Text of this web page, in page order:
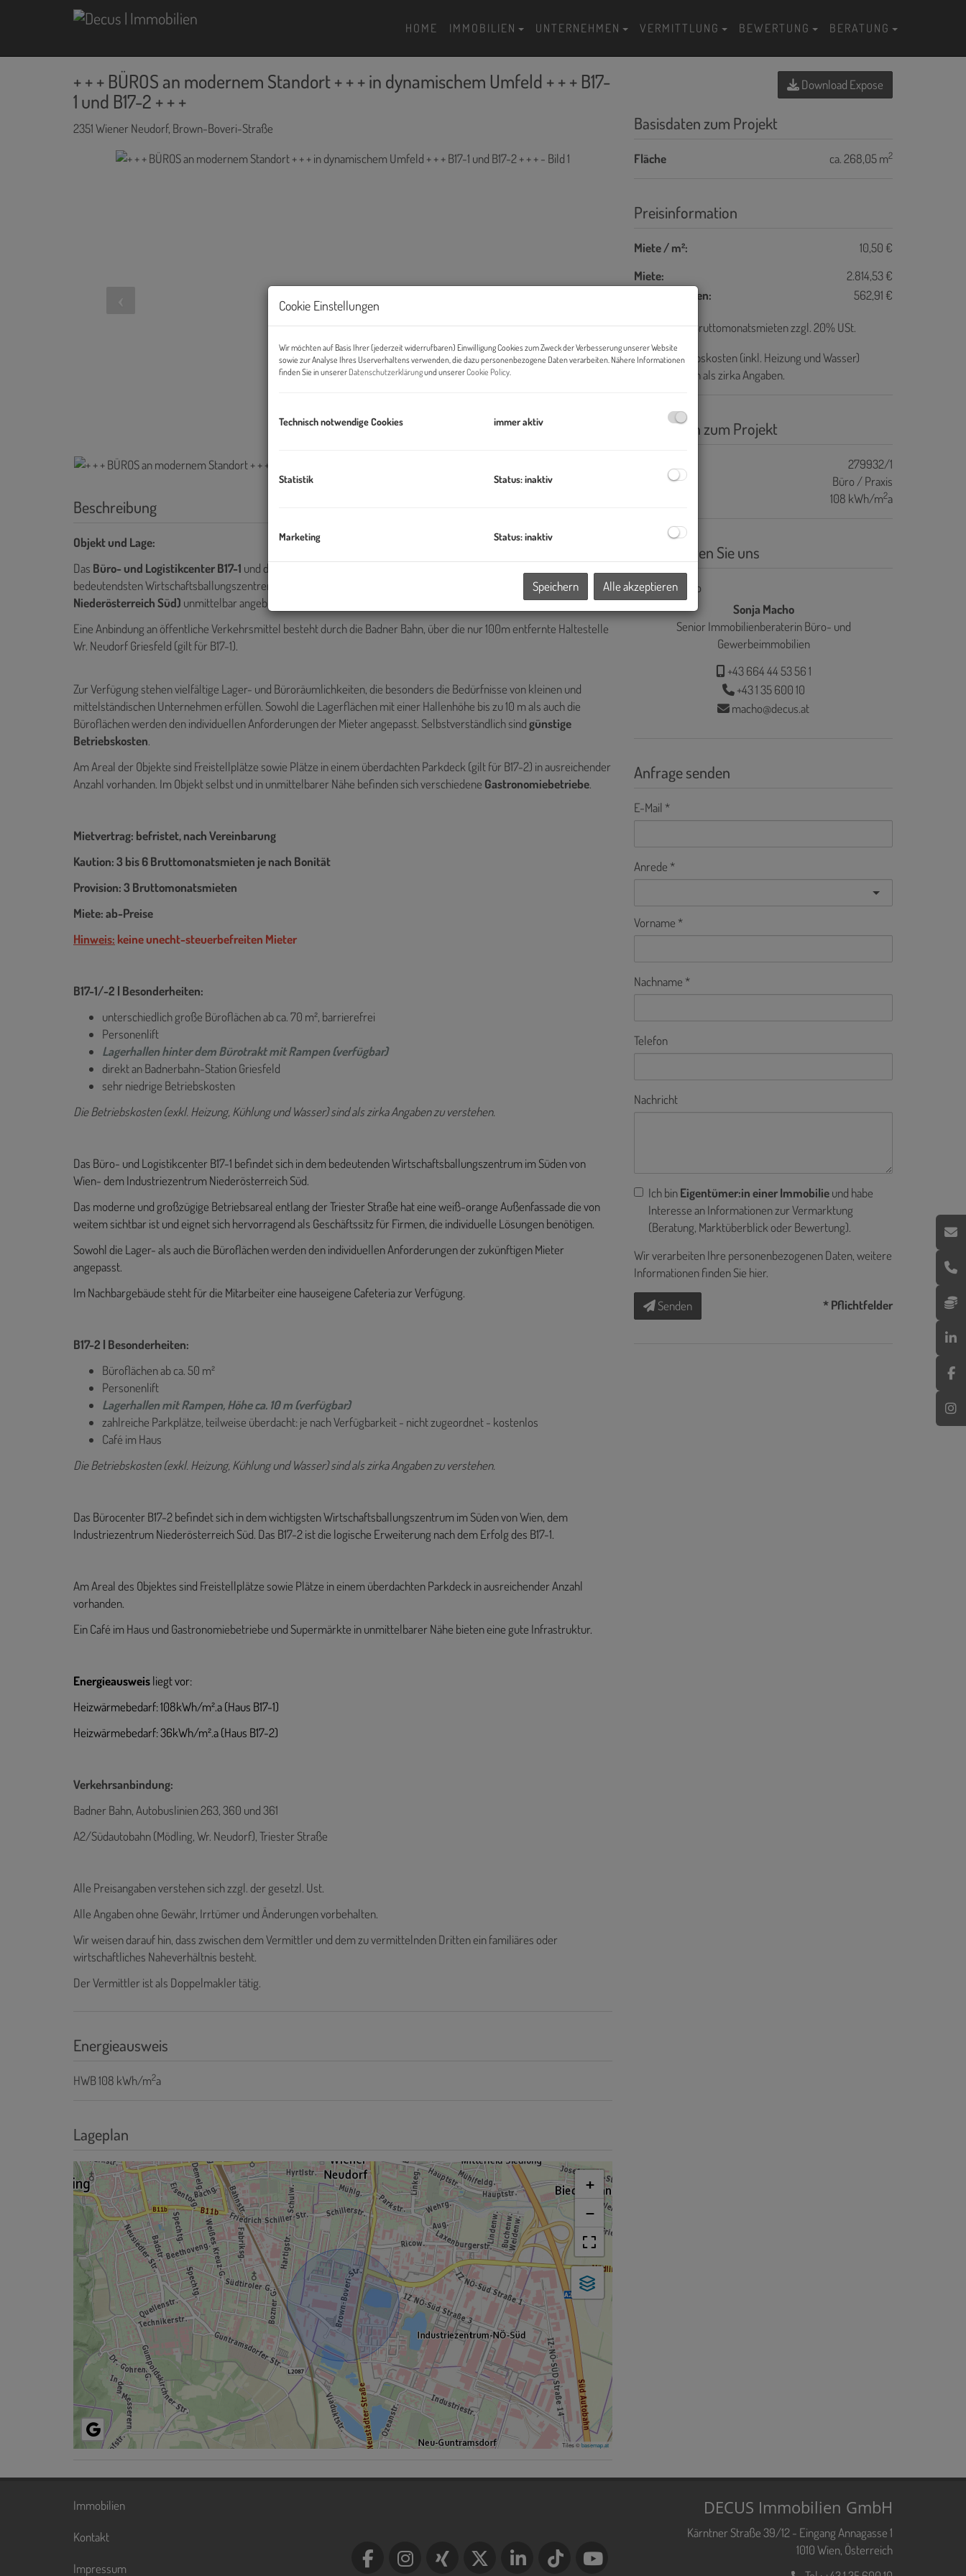
HOME IMMOBILIEN UNTERNEHMEN VERMITTLUNG BEWERTUNG BERATUNG
+ + + BÜROS an modernem Standort + + + in dynamischem Umfeld + + + B17-
1 und B17-2 + + +
2351 Wiener Neudorf, Brown-Boveri-Straße
Beschreibung
Objekt und Lage:
Das Büro- und Logistikcenter B17-1 und das
bedeutendsten Wirtschaftsballungszentren im Süden von Wien- dem
IZ-NÖ Süd (Industriezentrum
Niederösterreich Süd) unmittelbar angebunden an die Autobahn A2 (Ausfahrt Wiener Neudorf).
Eine Anbindung an öffentliche Verkehrsmittel besteht durch die Badner Bahn, über die nur 100m entfernte Haltestelle
Wr. Neudorf Griesfeld (gilt für B17-1).
Zur Verfügung stehen vielfältige Lager- und Büroräumlichkeiten, die besonders die Bedürfnisse von kleinen und
mittelständischen Unternehmen erfüllen. Sowohl die Lagerflächen mit einer Hallenhöhe bis zu 10 m als auch die
Büroflächen werden den individuellen Anforderungen der Mieter angepasst. Selbstverständlich sindgünstige
Betriebskosten.
Am Areal der Objekte sind Freistellplätze sowie Plätze in einem überdachten Parkdeck (gilt für B17-2) in ausreichender
Anzahl vorhanden. Im Objekt selbst und in unmittelbarer Nähe befinden sich verschiedene Gastronomiebetriebe.
Mietvertrag: befristet, nach Vereinbarung
Kaution: 3 bis 6 Bruttomonatsmieten je nach Bonität
Provision: 3 Bruttomonatsmieten
Miete: ab-Preise
Hinweis: keine unecht-steuerbefreiten Mieter
B17-1/-2 | Besonderheiten:
unterschiedlich große Büroflächen ab ca. 70 m², barrierefrei
Personenlift
Lagerhallen hinter dem Bürotrakt mit Rampen (verfügbar)
direkt an Badnerbahn-Station Griesfeld
sehr niedrige Betriebskosten
Die Betriebskosten (exkl. Heizung, Kühlung und Wasser) sind als zirka Angaben zu verstehen.
Das Büro- und Logistikcenter B17-1 befindet sich in dem bedeutenden Wirtschaftsballungszentrum im Süden von
Wien- dem Industriezentrum Niederösterreich Süd.
Das moderne und großzügige Betriebsareal entlang der Triester Straße hat eine weiß-orange Außenfassade die von
weitem sichtbar ist und eignet sich hervorragend als Geschäftssitz für Firmen, die individuelle Lösungen benötigen.
Sowohl die Lager- als auch die Büroflächen werden den individuellen Anforderungen der zukünftigen Mieter
angepasst.
Im Nachbargebäude steht für die Mitarbeiter eine hauseigene Cafeteria zur Verfügung.
B17-2 | Besonderheiten:
Büroflächen ab ca. 50 m²
Personenlift
Lagerhallen mit Rampen, Höhe ca. 10 m (verfügbar)
zahlreiche Parkplätze, teilweise überdacht: je nach Verfügbarkeit - nicht zugeordnet - kostenlos
Café im Haus
Die Betriebskosten (exkl. Heizung, Kühlung und Wasser) sind als zirka Angaben zu verstehen.
Das Bürocenter B17-2 befindet sich in dem wichtigsten Wirtschaftsballungszentrum im Süden von Wien, dem
Industriezentrum Niederösterreich Süd. Das B17-2 ist die logische Erweiterung nach dem Erfolg des B17-1.
Am Areal des Objektes sind Freistellplätze sowie Plätze in einem überdachten Parkdeck in ausreichender Anzahl
vorhanden.
Ein Café im Haus und Gastronomiebetriebe und Supermärkte in unmittelbarer Nähe bieten eine gute Infrastruktur.
Energieausweisliegt vor:
Heizwärmebedarf: 108kWh/m².a (Haus B17-1)
Heizwärmebedarf: 36kWh/m².a (Haus B17-2)
Verkehrsanbindung:
Badner Bahn, Autobuslinien 263, 360 und 361
A2/Südautobahn (Mödling, Wr. Neudorf), Triester Straße
Alle Preisangaben verstehen sich zzgl. der gesetzl. Ust.
Alle Angaben ohne Gewähr, Irrtümer und Änderungen vorbehalten.
Wir weisen darauf hin, dass zwischen dem Vermittler und dem zu vermittelnden Dritten ein familiäres oder
wirtschaftliches Naheverhältnis besteht.
Der Vermittler ist als Doppelmakler tätig.
Energieausweis
HWB108 kWh/m2a
Lageplan
+
−
Tiles ©basemap.at
Download Expose
Basisdaten zum Projekt
Fläche ca. 268,05 m2
Preisinformation
Miete / m²:
10,50 €
Miete:
2.814,53 €
Betriebskosten:
562,91 €
Provision:3 Bruttomonatsmieten zzgl. 20% USt.
Die ab-Betriebskosten (inkl. Heizung und Wasser)
verstehen sich als zirka Angaben.
Basisdaten zum Projekt
279932/1
Objektart
Büro / Praxis
108 kWh/m2a
Kontaktieren Sie uns
Sonja Macho
Senior Immobilienberaterin Büro- und
Gewerbeimmobilien
+43 664 44 53 56 1
+43 1 35 600 10
macho@decus.at
Anfrage senden
E-Mail
Anrede
Vorname
Nachname
Telefon
Nachricht
Ich binEigentümer:in einer Immobilieund habe
Interesse an Informationen zur Vermarktung
(Beratung, Marktüberblick oder Bewertung).
Wir verarbeiten Ihre personenbezogenen Daten, weitere
Informationen finden Sie hier.
Senden * Pflichtfelder
Immobilien
Kontakt
Impressum
DECUS Immobilien GmbH
Kärntner Straße 39/12 - Eingang Annagasse 1
1010 Wien, Österreich
Cookie Einstellungen
Wir möchten auf Basis Ihrer (jederzeit widerrufbaren) Einwilligung Cookies zum Zweck der Verbesserung unserer Website
sowie zur Analyse Ihres Userverhaltens verwenden, die dazu personenbezogene Daten verarbeiten. Nähere Informationen
finden Sie in unserer Datenschutzerklärungund unsererCookie Policy.
Technisch notwendige Cookies immer aktiv
Statistik Status: inaktiv
Marketing Status: inaktiv
Speichern Alle akzeptieren